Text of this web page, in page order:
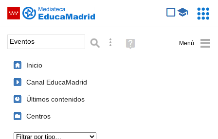
Saltar navegación
Palabra o frase: Búsqueda avanzada
Ayuda
(en
Inicio
Canal EducaMadrid
Últimos contenidos
Centros